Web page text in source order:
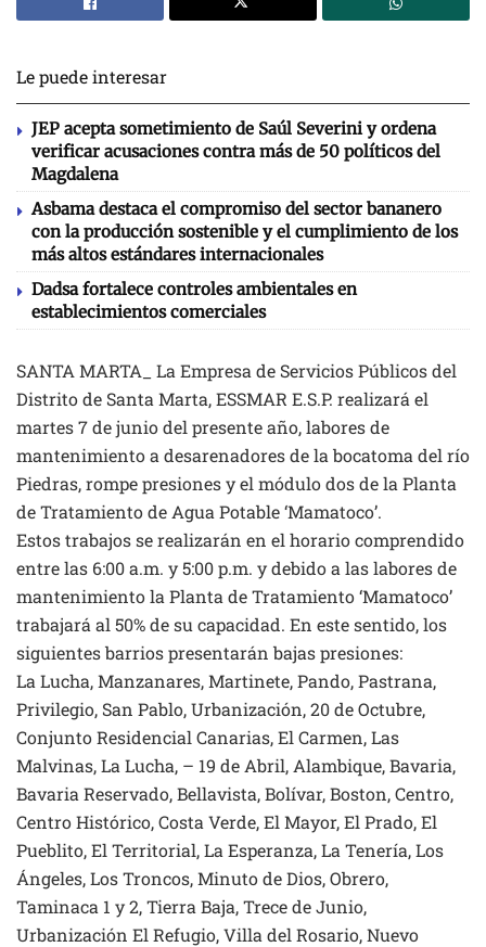
Le puede interesar
JEP acepta sometimiento de Saúl Severini y ordena
verificar acusaciones contra más de 50 políticos del
Magdalena
Asbama destaca el compromiso del sector bananero
con la producción sostenible y el cumplimiento de los
más altos estándares internacionales
Dadsa fortalece controles ambientales en
establecimientos comerciales
SANTA MARTA_ La Empresa de Servicios Públicos del
Distrito de Santa Marta, ESSMAR E.S.P. realizará el
martes 7 de junio del presente año, labores de
mantenimiento a desarenadores de la bocatoma del río
Piedras, rompe presiones y el módulo dos de la Planta
de Tratamiento de Agua Potable ‘Mamatoco’.
Estos trabajos se realizarán en el horario comprendido
entre las 6:00 a.m. y 5:00 p.m. y debido a las labores de
mantenimiento la Planta de Tratamiento ‘Mamatoco’
trabajará al 50% de su capacidad. En este sentido, los
siguientes barrios presentarán bajas presiones:
La Lucha, Manzanares, Martinete, Pando, Pastrana,
Privilegio, San Pablo, Urbanización, 20 de Octubre,
Conjunto Residencial Canarias, El Carmen, Las
Malvinas, La Lucha, – 19 de Abril, Alambique, Bavaria,
Bavaria Reservado, Bellavista, Bolívar, Boston, Centro,
Centro Histórico, Costa Verde, El Mayor, El Prado, El
Pueblito, El Territorial, La Esperanza, La Tenería, Los
Ángeles, Los Troncos, Minuto de Dios, Obrero,
Taminaca 1 y 2, Tierra Baja, Trece de Junio,
Urbanización El Refugio, Villa del Rosario, Nuevo